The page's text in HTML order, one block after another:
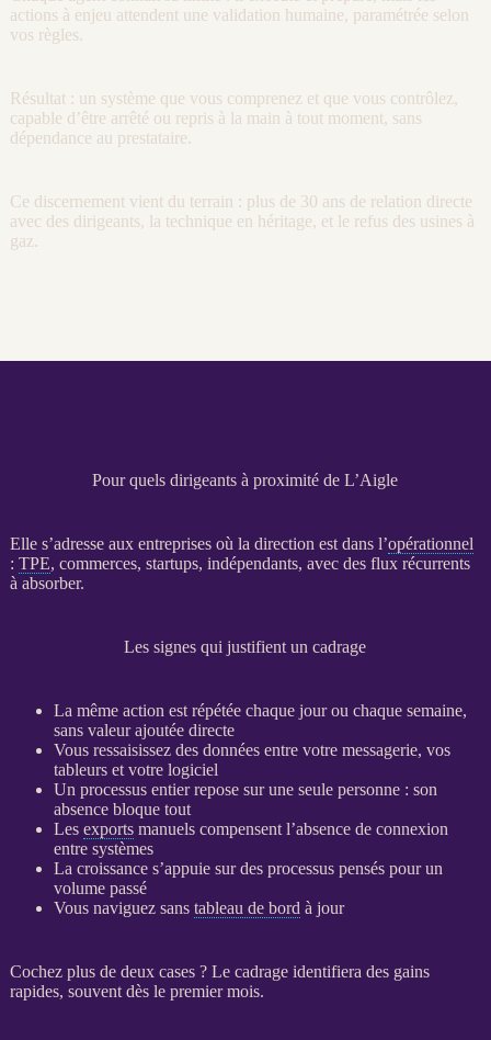
actions à enjeu attendent une validation humaine, paramétrée selon
vos règles.
Résultat : un système que vous comprenez et que vous contrôlez,
capable d’être arrêté ou repris à la main à tout moment, sans
dépendance au prestataire.
Ce discernement vient du terrain : plus de 30 ans de relation directe
avec des dirigeants, la technique en héritage, et le refus des usines à
gaz.
Pour quels dirigeants à proximité de L’Aigle
Elle s’adresse aux entreprises où la direction est dans l’opérationnel
: TPE, commerces, startups, indépendants, avec des fluxrécurrents
à absorber.
Les signes qui justifient un cadrage
La même action est répétée chaque jour ou chaque semaine,
sans valeur ajoutée directe
Vous ressaisissez des donnéesentre votre messagerie, vos
tableurs et votre logiciel
Un processusentier repose sur une seule personne : son
absence bloque tout
Les exportsmanuels compensent l’absence de connexion
entre systèmes
La croissance s’appuie sur des processuspensés pour un
volume passé
Vous naviguez sans tableau de bord à jour
Cochez plus de deux cases ? Le cadrageidentifiera des gains
rapides, souvent dès le premier mois.